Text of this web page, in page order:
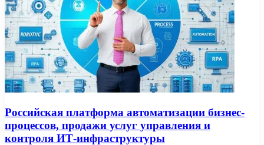
Российская платформа автоматизации бизнес-
процессов, продажи услуг управления и
контроля ИТ-инфраструктуры